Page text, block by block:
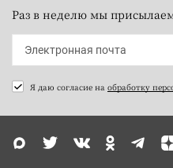
Раз в неделю мы
Я даю согласие на обработку